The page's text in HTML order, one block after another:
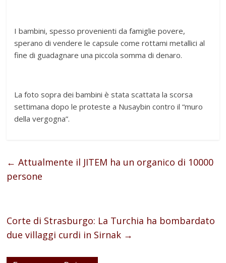
I bambini, spesso provenienti da famiglie povere,
sperano di vendere le capsule come rottami metallici al
fine di guadagnare una piccola somma di denaro.
La foto sopra dei bambini è stata scattata la scorsa
settimana dopo le proteste a Nusaybin contro il “muro
della vergogna”.
← Attualmente il JITEM ha un organico di 10000
persone
Corte di Strasburgo: La Turchia ha bombardato
due villaggi curdi in Sirnak →